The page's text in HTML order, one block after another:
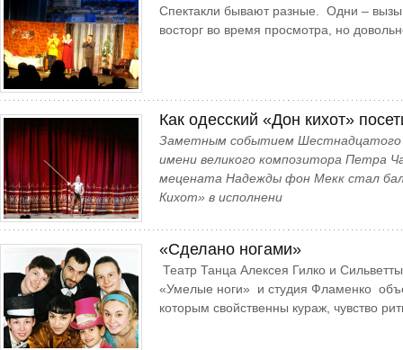
Спектакли бывают разные. Одни –
восторг во время просмотра, но
Как одесский «Дон кихот»
Заметным событием Шест­надцатого
имени великого композитора Петра
мецената Надежды фон Мекк стал
Кихот» в исполнени
«Сделано ногами»
Театр Танца Алексея Гилко и
«Умелые ноги» и студия Фламенко
которым свойственны кураж, чувство